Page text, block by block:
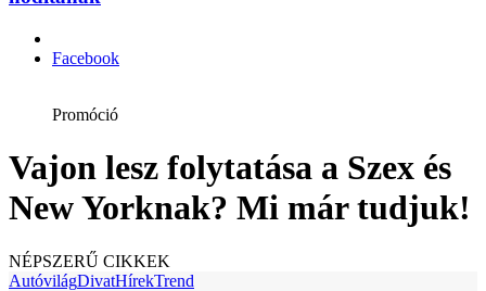
Facebook
Promóció
Vajon lesz folytatása a Szex és
New Yorknak? Mi már tudjuk!
NÉPSZERŰ CIKKEK
AutóvilágDivatHírekTrend